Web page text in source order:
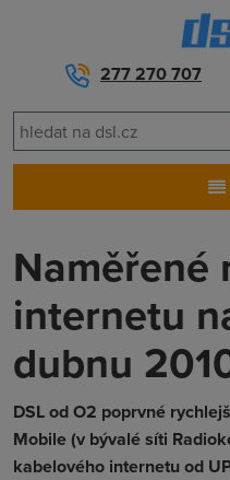
277 270 707
Naměřené
internetu
dubnu
DSL od O2 poprvné
Mobile (v bývalé síti
kabelového internetu od